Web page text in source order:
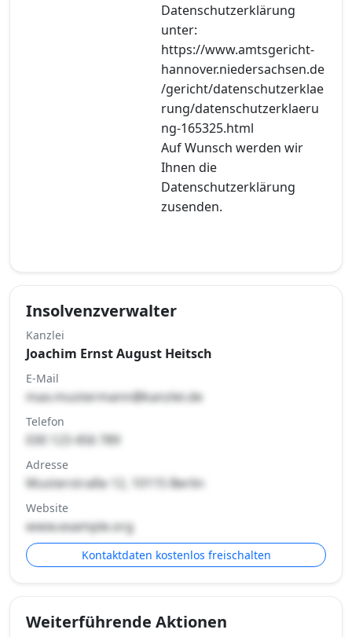
Datenschutzerklärung
unter:
https://www.amtsgericht-
hannover.niedersachsen.de
/gericht/datenschutzerklae
rung/datenschutzerklaeru
ng-165325.html
Auf Wunsch werden wir
Ihnen die
Datenschutzerklärung
zusenden.
Insolvenzverwalter
Kanzlei
Joachim Ernst August Heitsch
E-Mail
max.mustermann@kanzlei.de
Telefon
030 123 456 789
Adresse
Musterstraße 12, 10115 Berlin
Website
www.example.org
Kontaktdaten kostenlos freischalten
Weiterführende Aktionen